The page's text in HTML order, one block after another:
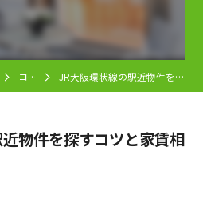
コラム JR大阪環状線の駅近物件を探すコツと家賃相場の比較
物件を探すコツと家賃相